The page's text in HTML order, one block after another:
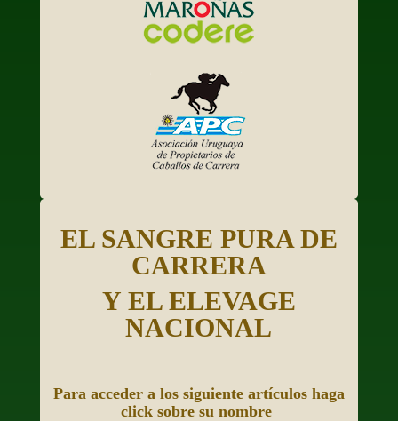
EL SANGRE PURA DE
CARRERA
Y EL ELEVAGE
NACIONAL
Para acceder a los siguiente artículos haga
click sobre su nombre